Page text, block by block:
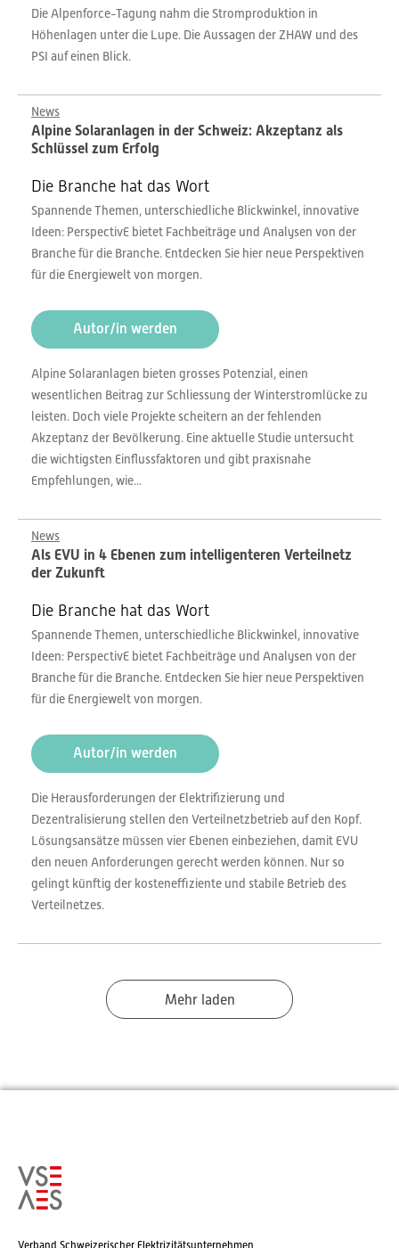
Die Alpenforce-Tagung nahm die Stromproduktion in
Höhenlagen unter die Lupe. Die Aussagen der ZHAW und des
PSI auf einen Blick.
News
Alpine Solaranlagen in der Schweiz: Akzeptanz als
Schlüssel zum Erfolg
Die Branche hat das Wort
Spannende Themen, unterschiedliche Blickwinkel, innovative
Ideen: PerspectivE bietet Fachbeiträge und Analysen von der
Branche für die Branche. Entdecken Sie hier neue Perspektiven
für die Energiewelt von morgen.
Autor/in werden
Alpine Solaranlagen bieten grosses Potenzial, einen
wesentlichen Beitrag zur Schliessung der Winterstromlücke zu
leisten. Doch viele Projekte scheitern an der fehlenden
Akzeptanz der Bevölkerung. Eine aktuelle Studie untersucht
die wichtigsten Einflussfaktoren und gibt praxisnahe
Empfehlungen, wie...
News
Als EVU in 4 Ebenen zum intelligenteren Verteilnetz
der Zukunft
Die Branche hat das Wort
Spannende Themen, unterschiedliche Blickwinkel, innovative
Ideen: PerspectivE bietet Fachbeiträge und Analysen von der
Branche für die Branche. Entdecken Sie hier neue Perspektiven
für die Energiewelt von morgen.
Autor/in werden
Die Herausforderungen der Elektrifizierung und
Dezentralisierung stellen den Verteilnetzbetrieb auf den Kopf.
Lösungsansätze müssen vier Ebenen einbeziehen, damit EVU
den neuen Anforderungen gerecht werden können. Nur so
gelingt künftig der kosteneffiziente und stabile Betrieb des
Verteilnetzes.
Mehr laden
Verband Schweizerischer Elektrizitätsunternehmen